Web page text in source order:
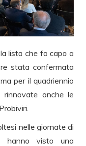
lista che fa capo a
stata confermata
per il quadriennio
anche le
nelle giornate di
visto una